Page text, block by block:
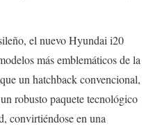
el nuevo Hyundai i20
más emblemáticos de la
un hatchback convencional,
robusto paquete tecnológico
convirtiéndose en una